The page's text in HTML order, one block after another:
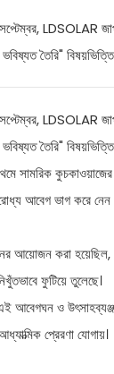
LDSOLAR
তৈরি"
LDSOLAR
তৈরি"
সামরিক
আবেগ ভাগ করে
আয়োজন করা
ফুটিয়ে তুলেছে।
আবেগঘন ও
প্রেরণা যোগায়।